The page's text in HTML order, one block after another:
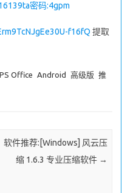
密码:4gpm
f16fQ 提取
Office Android 高级版 推
软件推荐:[Windows] 风云压
缩 1.6.3 专业压缩软件 →